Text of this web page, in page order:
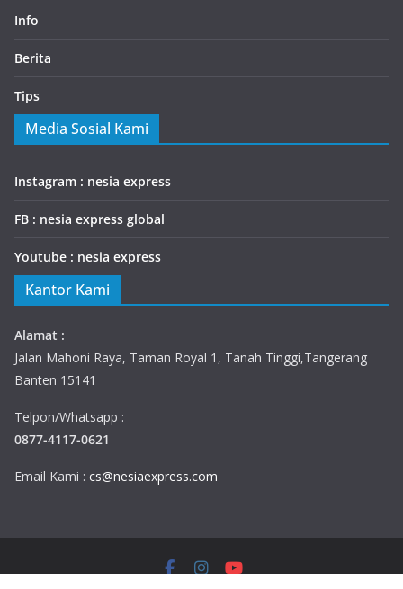
Info
Berita
Tips
Media Sosial Kami
Instagram : nesia express
FB : nesia express global
Youtube : nesia express
Kantor Kami
Alamat :
Jalan Mahoni Raya, Taman Royal 1, Tanah Tinggi,Tangerang
Banten 15141
Telpon/Whatsapp :
0877-4117-0621
Email Kami : cs@nesiaexpress.com